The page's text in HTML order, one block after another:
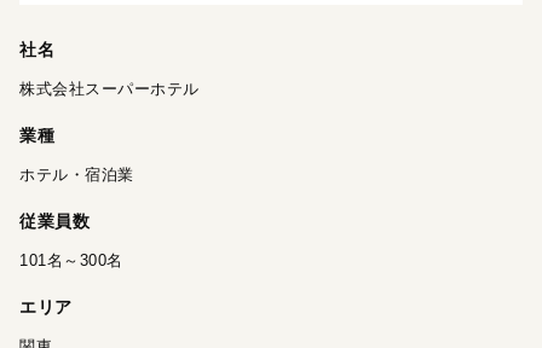
AI360
の評判を収集・解析
し、多角的・客観的に
バックサービス
社名
株式会社スーパーホテル
業種
ホテル・宿泊業
従業員数
101名～300名
エリア